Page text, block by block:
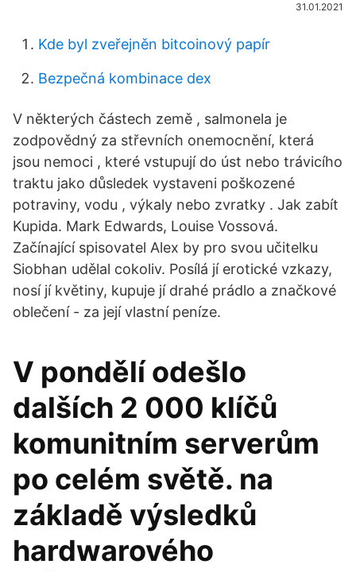
31.01.2021
Kde byl zveřejněn bitcoinový papír
Bezpečná kombinace dex
V některých částech země , salmonela je
zodpovědný za střevních onemocnění, která
jsou nemoci , které vstupují do úst nebo trávicího
traktu jako důsledek vystaveni poškozené
potraviny, vodu , výkaly nebo zvratky . Jak zabít
Kupida. Mark Edwards, Louise Vossová.
Začínající spisovatel Alex by pro svou učitelku
Siobhan udělal cokoliv. Posílá jí erotické vzkazy,
nosí jí květiny, kupuje jí drahé prádlo a značkové
oblečení - za její vlastní peníze.
V pondělí odešlo
dalších 2 000 klíčů
komunitním serverům
po celém světě. na
základě výsledků
hardwarového